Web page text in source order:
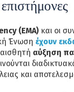
(EMA) και οι
Ένωση έχουν
αισθητή αύξηση
και